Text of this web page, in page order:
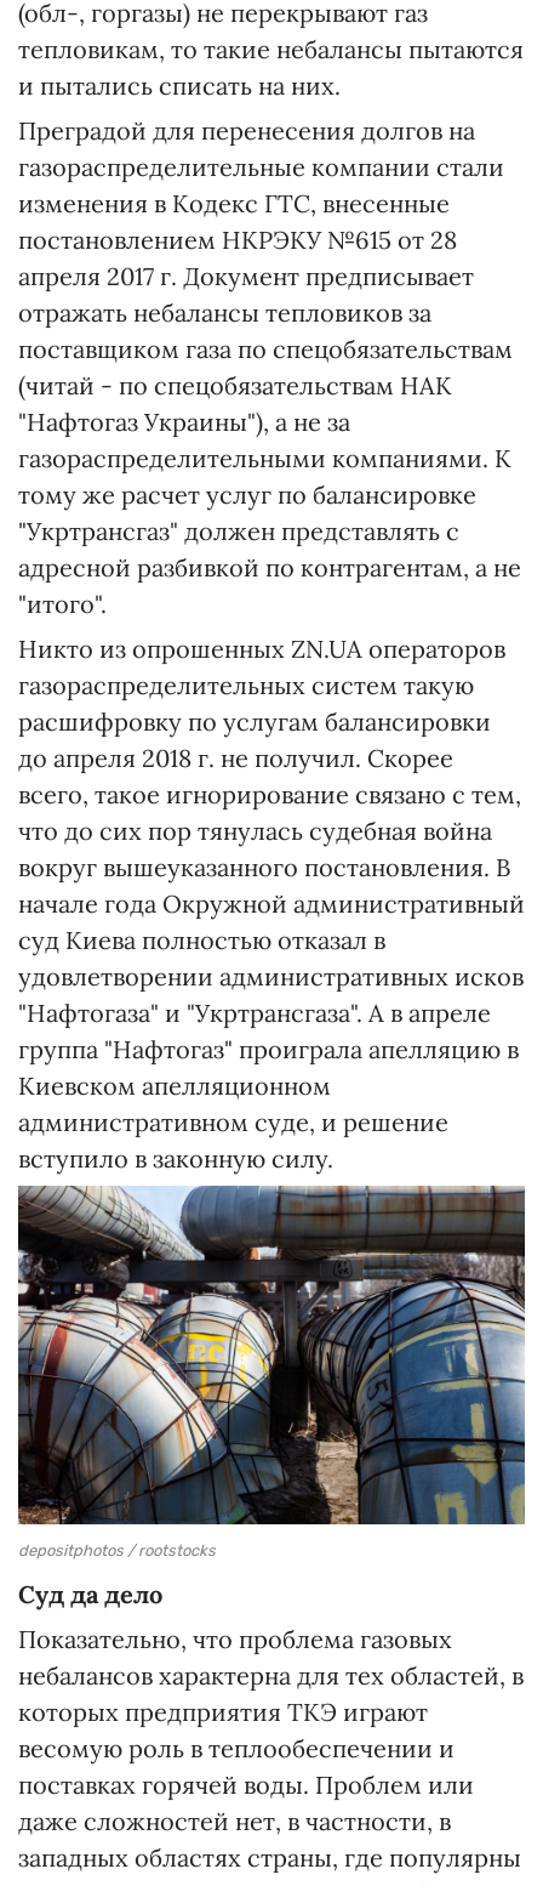
(обл-, горгазы) не перекрывают газ
тепловикам, то такие небалансы пытаются
и пытались списать на них.
Преградой для перенесения долгов на
газораспределительные компании стали
изменения в Кодекс ГТС, внесенные
постановлением НКРЭКУ №615 от 28
апреля 2017 г. Документ предписывает
отражать небалансы тепловиков за
поставщиком газа по спецобязательствам
(читай - по спецобязательствам НАК
"Нафтогаз Украины"), а не за
газораспределительными компаниями. К
тому же расчет услуг по балансировке
"Укртрансгаз" должен представлять с
адресной разбивкой по контрагентам, а не
"итого".
Никто из опрошенных ZN.UA операторов
газораспределительных систем такую
расшифровку по услугам балансировки
до апреля 2018 г. не получил. Скорее
всего, такое игнорирование связано с тем,
что до сих пор тянулась судебная война
вокруг вышеуказанного постановления. В
начале года Окружной административный
суд Киева полностью отказал в
удовлетворении административных исков
"Нафтогаза" и "Укртрансгаза". А в апреле
группа "Нафтогаз" проиграла апелляцию в
Киевском апелляционном
административном суде, и решение
вступило в законную силу.
depositphotos / rootstocks
Суд да дело
Показательно, что проблема газовых
небалансов характерна для тех областей, в
которых предприятия ТКЭ играют
весомую роль в теплообеспечении и
поставках горячей воды. Проблем или
даже сложностей нет, в частности, в
западных областях страны, где популярны